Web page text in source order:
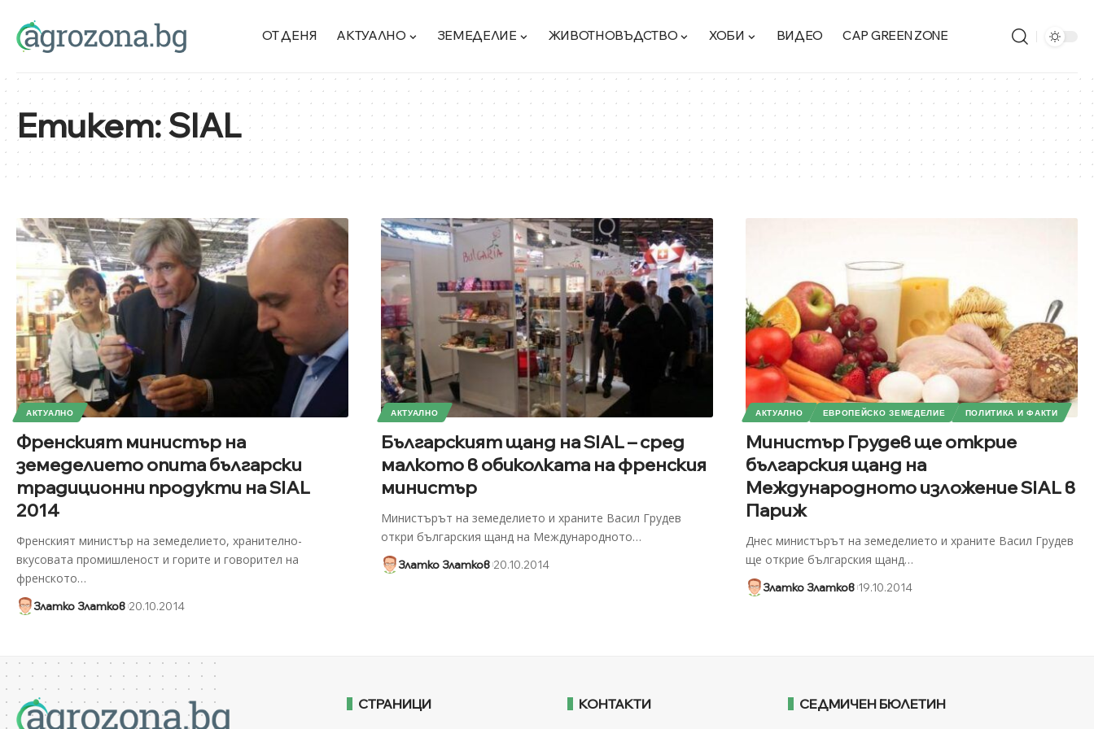
ОТ ДЕНЯ АКТУАЛНО ЗЕМЕДЕЛИЕ ЖИВОТНОВЪДСТВО ХОБИ ВИДЕО CAP GREEN ZONE
Етикет:SIAL
АКТУАЛНО
Френският министър на
земеделието опита български
традиционни продукти на SIAL
2014
Френският министър на земеделието, хранително-
вкусовата промишленост и горите и говорител на
френското…
Златко Златков 20.10.2014
АКТУАЛНО
Българският щанд на SIAL – сред
малкото в обиколката на френския
министър
Министърът на земеделието и храните Васил Грудев
откри българския щанд на Международното…
Златко Златков 20.10.2014
АКТУАЛНО ЕВРОПЕЙСКО ЗЕМЕДЕЛИЕ ПОЛИТИКА И ФАКТИ
Министър Грудев ще открие
българския щанд на
Международното изложение SIAL в
Париж
Днес министърът на земеделието и храните Васил Грудев
ще открие българския щанд…
Златко Златков 19.10.2014
СТРАНИЦИ КОНТАКТИ СЕДМИЧЕН БЮЛЕТИН